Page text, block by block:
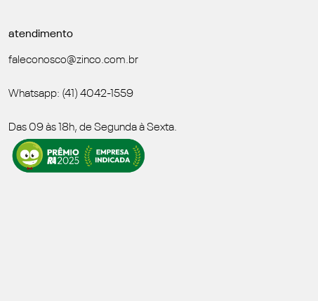
atendimento
faleconosco@zinco.com.br
Whatsapp: (41) 4042-1559
Das 09 às 18h, de Segunda à Sexta.